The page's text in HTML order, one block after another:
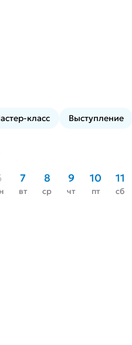
класс Выступление
7
вт
8
ср
9
чт
10
пт
11
сб